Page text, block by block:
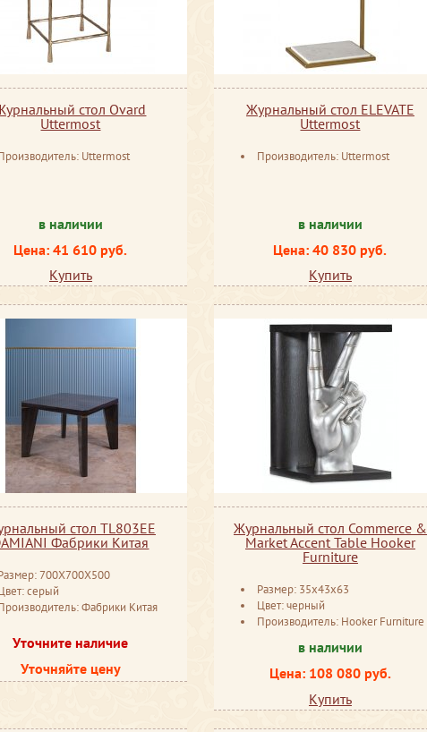
стол Ovard
Uttermost
Uttermost
в наличии
Цена: 41 610 руб.
Купить
Журнальный стол ELEVATE
Uttermost
Производитель: Uttermost
в наличии
Цена: 40 830 руб.
Купить
стол TL803EE
Фабрики Китая
700X700X500
серый
Фабрики Китая
Уточните наличие
Уточняйте цену
Журнальный стол Commerce &
Market Accent Table Hooker
Furniture
Размер: 35x43x63
Цвет: черный
Производитель: Hooker Furniture
в наличии
Цена: 108 080 руб.
Купить